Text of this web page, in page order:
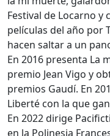
Festival de Locarno y
películas del año por
hacen saltar a un
En 2016 presenta La
premio Jean Vigo y
premios Gaudí. En
Liberté con la que
En 2022 dirige
en la Polinesia